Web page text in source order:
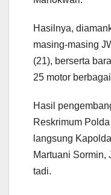
Hasilnya,
masing-masing
(21), berserta
25 motor
Hasil
Reskrimum
langsung
Martuani Sormin,
tadi.